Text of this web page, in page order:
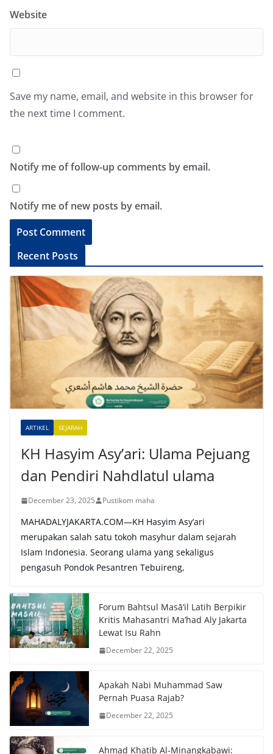
Website
Save my name, email, and website in this browser for
the next time I comment.
Notify me of follow-up comments by email.
Notify me of new posts by email.
l
a
t
i
v
Recent Posts
ARTIKEL SEJARAH
KH Hasyim Asy’ari: Ulama Pejuang
dan Pendiri Nahdlatul ulama
December 23, 2025 Pustikom maha
MAHADALYJAKARTA.COM—KH Hasyim Asy’ari
merupakan salah satu tokoh masyhur dalam sejarah
Islam Indonesia. Seorang ulama yang sekaligus
pengasuh Pondok Pesantren Tebuireng,
Forum Bahtsul Masā’il Latih Berpikir
Kritis Mahasantri Ma’had Aly Jakarta
Lewat Isu Rahn
December 22, 2025
Apakah Nabi Muhammad Saw
Pernah Puasa Rajab?
December 22, 2025
Ahmad Khatib Al-Minangkabawi: